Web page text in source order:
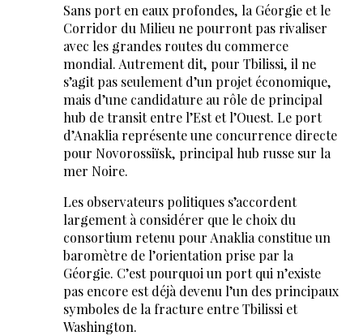
Sans port en eaux profondes, la Géorgie et le
Corridor du Milieu ne pourront pas rivaliser
avec les grandes routes du commerce
mondial. Autrement dit, pour Tbilissi, il ne
s’agit pas seulement d’un projet économique,
mais d’une candidature au rôle de principal
hub de transit entre l’Est et l’Ouest. Le port
d’Anaklia représente une concurrence directe
pour Novorossiïsk, principal hub russe sur la
mer Noire.
Les observateurs politiques s’accordent
largement à considérer que le choix du
consortium retenu pour Anaklia constitue un
baromètre de l’orientation prise par la
Géorgie. C’est pourquoi un port qui n’existe
pas encore est déjà devenu l’un des principaux
symboles de la fracture entre Tbilissi et
Washington.